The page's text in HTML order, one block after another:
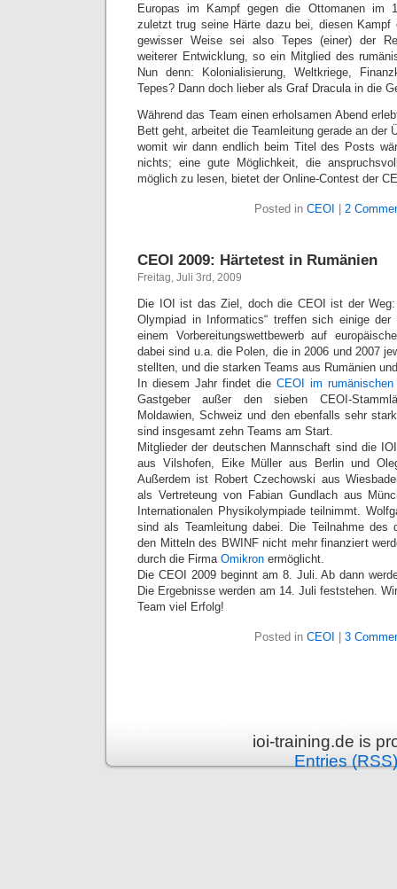
Europas im Kampf gegen die Ottomanen im
zuletzt trug seine Härte dazu bei, diesen Kampf
gewisser Weise sei also Tepes (einer) der
weiterer Entwicklung, so ein Mitglied des
Nun denn: Kolonialisierung, Weltkriege,
Tepes? Dann doch lieber als Graf Dracula in die
Während das Team einen erholsamen Abend
Bett geht, arbeitet die Teamleitung gerade an der
womit wir dann endlich beim Titel des Posts
nichts; eine gute Möglichkeit, die
möglich zu lesen, bietet der Online-Contest der
Posted in CEOI 2
CEOI 2009: Härtetest in Rumänien
Freitag, Juli 3rd, 2009
Die IOI ist das Ziel, doch die CEOI ist der Weg:
Olympiad in Informatics“ treffen sich einige
einem Vorbereitungswettbewerb auf
dabei sind u.a. die Polen, die in 2006 und 2007
stellten, und die starken Teams aus Rumänien
In diesem Jahr findet die CEOI im rumänischen
Gastgeber außer den sieben CEOI-
Moldawien, Schweiz und den ebenfalls sehr
sind insgesamt zehn Teams am Start.
Mitglieder der deutschen Mannschaft sind die
aus Vilshofen, Eike Müller aus Berlin und
Außerdem ist Robert Czechowski aus
als Vertreteung von Fabian Gundlach aus
Internationalen Physikolympiade teilnimmt.
sind als Teamleitung dabei. Die Teilnahme des
den Mitteln des BWINF nicht mehr finanziert
durch die Firma Omikron ermöglicht.
Die CEOI 2009 beginnt am 8. Juli. Ab dann
Die Ergebnisse werden am 14. Juli feststehen.
Team viel Erfolg!
Posted in CEOI 3
ioi-training.de is
Entries (RSS)